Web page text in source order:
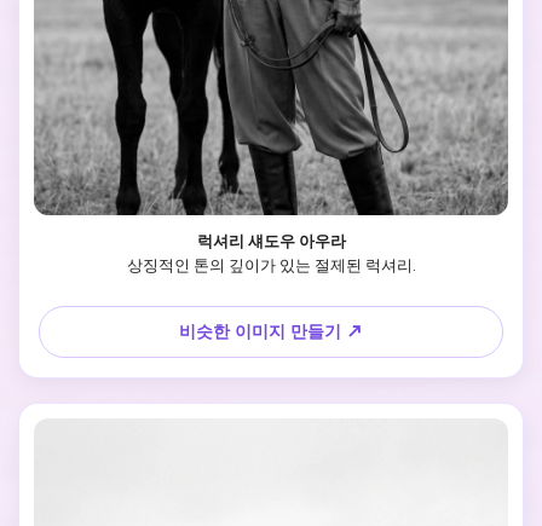
럭셔리 섀도우 아우라
상징적인 톤의 깊이가 있는 절제된 럭셔리.
비슷한 이미지 만들기 ↗